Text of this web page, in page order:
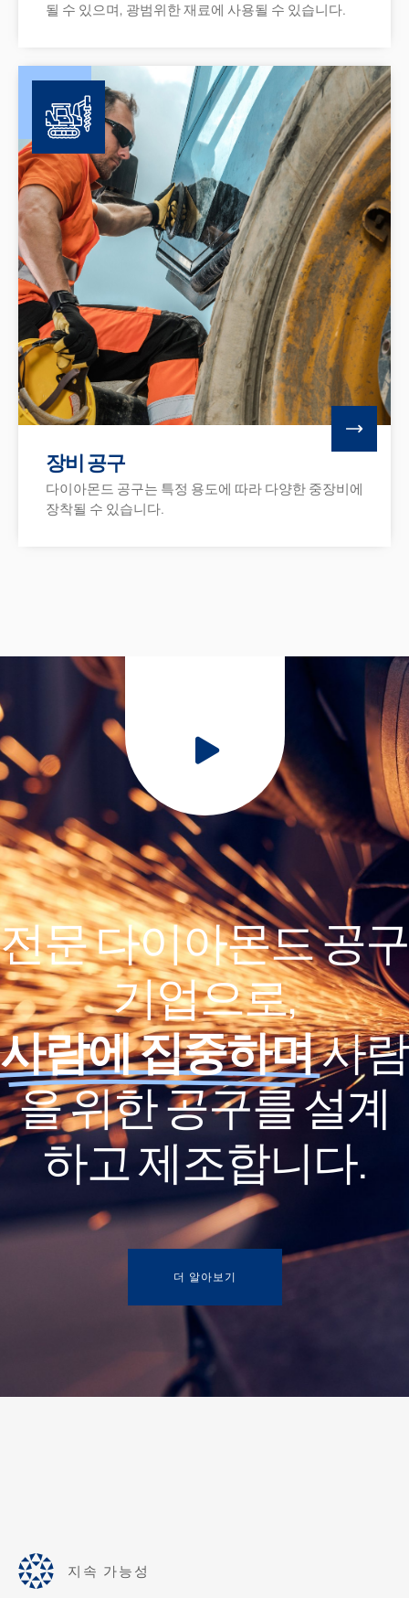
될 수 있으며, 광범위한 재료에 사용될 수 있습니다.
장비 공구
다이아몬드 공구는 특정 용도에 따라 다양한 중장비에
장착될 수 있습니다.
전문 다이아몬드 공구
기업으로,
사람에 집중하며사람
을 위한 공구를 설계
하고 제조합니다.
더 알아보기
지속 가능성